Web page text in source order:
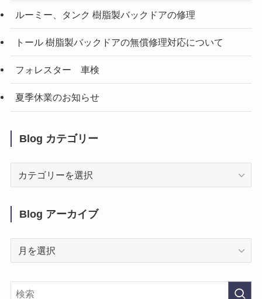
ルーミー、タンク 樹脂製バックドアの修理
トール 樹脂製バックドアの無償修理対応について
フォレスター 車検
夏季休業のお知らせ
Blog カテゴリー
Blog
ー
Blog アーカイブ
Blog
カ